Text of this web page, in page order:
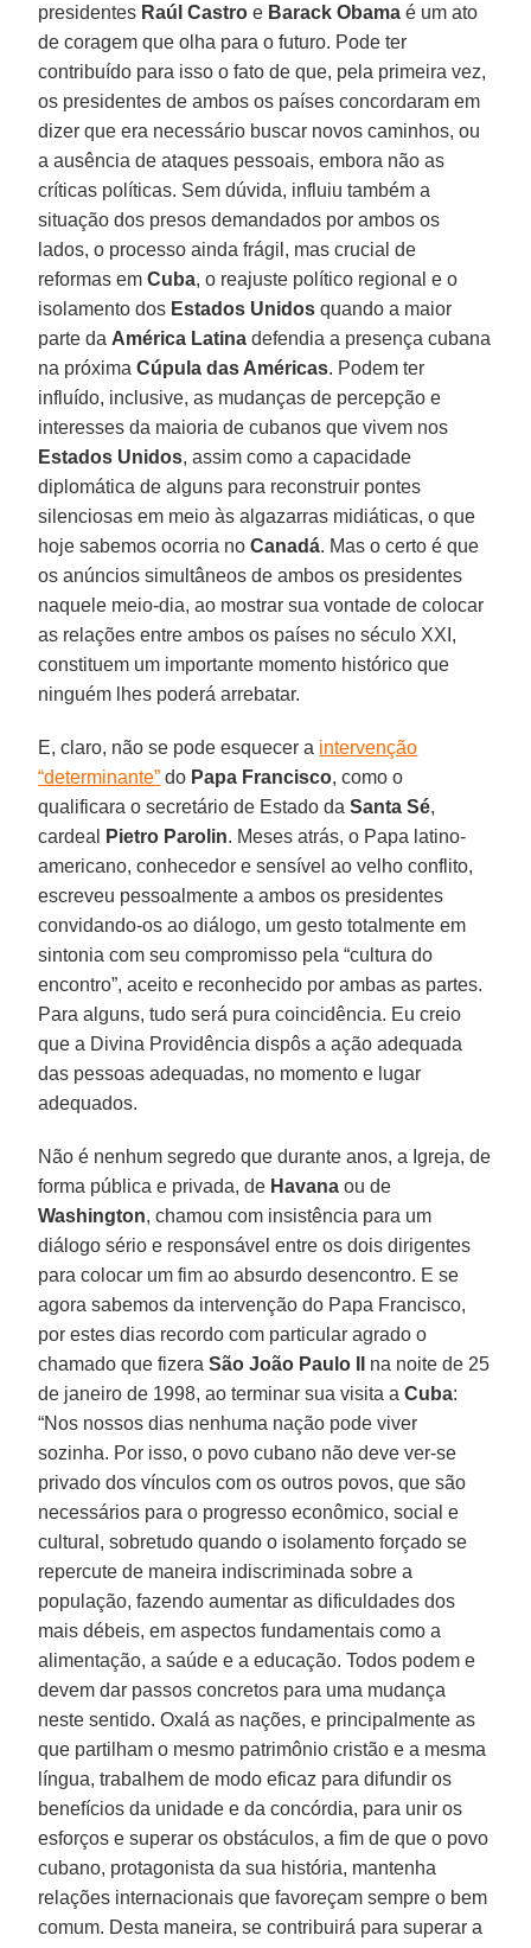
presidentes Raúl Castro e Barack Obama é um ato
de coragem que olha para o futuro. Pode ter
contribuído para isso o fato de que, pela primeira vez,
os presidentes de ambos os países concordaram em
dizer que era necessário buscar novos caminhos, ou
a ausência de ataques pessoais, embora não as
críticas políticas. Sem dúvida, influiu também a
situação dos presos demandados por ambos os
lados, o processo ainda frágil, mas crucial de
reformas emCuba, o reajuste político regional e o
isolamento dos Estados Unidos quando a maior
parte da América Latina defendia a presença cubana
na próximaCúpula das Américas. Podem ter
influído, inclusive, as mudanças de percepção e
interesses da maioria de cubanos que vivem nos
Estados Unidos, assim como a capacidade
diplomática de alguns para reconstruir pontes
silenciosas em meio às algazarras midiáticas, o que
hoje sabemos ocorria noCanadá. Mas o certo é que
os anúncios simultâneos de ambos os presidentes
naquele meio-dia, ao mostrar sua vontade de colocar
as relações entre ambos os países no século XXI,
constituem um importante momento histórico que
ninguém lhes poderá arrebatar.
E, claro, não se pode esquecer a intervenção
“determinante” do Papa Francisco, como o
qualificara o secretário de Estado daSanta Sé,
cardeal
Pietro Parolin. Meses atrás, o Papa latino-
americano, conhecedor e sensível ao velho conflito,
escreveu pessoalmente a ambos os presidentes
convidando-os ao diálogo, um gesto totalmente em
sintonia com seu compromisso pela “cultura do
encontro”, aceito e reconhecido por ambas as partes.
Para alguns, tudo será pura coincidência. Eu creio
que a Divina Providência dispôs a ação adequada
das pessoas adequadas, no momento e lugar
adequados.
Não é nenhum segredo que durante anos, a Igreja, de
forma pública e privada, de Havana ou de
Washington, chamou com insistência para um
diálogo sério e responsável entre os dois dirigentes
para colocar um fim ao absurdo desencontro. E se
agora sabemos da intervenção do Papa Francisco,
por estes dias recordo com particular agrado o
chamado que fizeraSão João Paulo II
na noite de 25
de janeiro de 1998, ao terminar sua visita aCuba:
“Nos nossos dias nenhuma nação pode viver
sozinha. Por isso, o povo cubano não deve ver-se
privado dos vínculos com os outros povos, que são
necessários para o progresso econômico, social e
cultural, sobretudo quando o isolamento forçado se
repercute de maneira indiscriminada sobre a
população, fazendo aumentar as dificuldades dos
mais débeis, em aspectos fundamentais como a
alimentação, a saúde e a educação. Todos podem e
devem dar passos concretos para uma mudança
neste sentido. Oxalá as nações, e principalmente as
que partilham o mesmo patrimônio cristão e a mesma
língua, trabalhem de modo eficaz para difundir os
benefícios da unidade e da concórdia, para unir os
esforços e superar os obstáculos, a fim de que o povo
cubano, protagonista da sua história, mantenha
relações internacionais que favoreçam sempre o bem
comum. Desta maneira, se contribuirá para superar a